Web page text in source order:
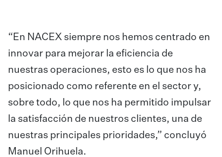
“En NACEX siempre nos hemos centrado en
innovar para mejorar la eficiencia de
nuestras operaciones, esto es lo que nos ha
posicionado como referente en el sector y,
sobre todo, lo que nos ha permitido impulsar
la satisfacción de nuestros clientes, una de
nuestras principales prioridades,” concluyó
Manuel Orihuela.